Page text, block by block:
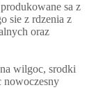
sa z
sie z rdzenia z
oraz
wilgoc, srodki
nowoczesny